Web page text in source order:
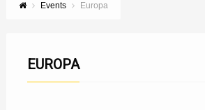
Events Europa
EUROPA